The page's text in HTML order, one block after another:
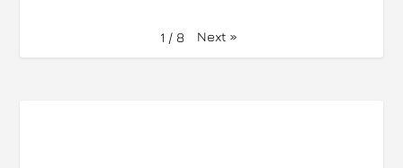
1 / 8 Next »